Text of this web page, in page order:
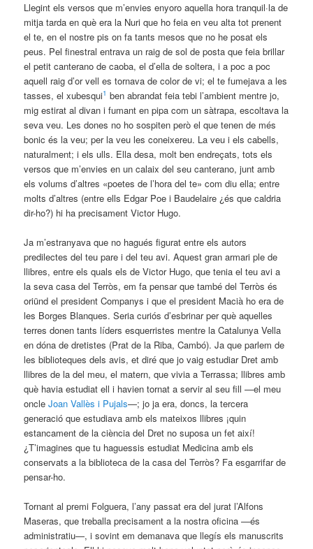
Llegint els versos que m’envies enyoro aquella hora tranquil·la de
mitja tarda en què era la Nuri que ho feia en veu alta tot prenent
el te, en el nostre pis on fa tants mesos que no he posat els
peus. Pel finestral entrava un raig de sol de posta que feia brillar
el petit canterano de caoba, el d’ella de soltera, i a poc a poc
aquell raig d’or vell es tornava de color de vi; el te fumejava a les
tasses, el xubesqui1 ben abrandat feia tebi l’ambient mentre jo,
mig estirat al divan i fumant en pipa com un sàtrapa, escoltava la
seva veu. Les dones no ho sospiten però el que tenen de més
bonic és la veu; per la veu les coneixereu. La veu i els cabells,
naturalment; i els ulls. Ella desa, molt ben endreçats, tots els
versos que m’envies en un calaix del seu canterano, junt amb
els volums d’altres «poetes de l’hora del te» com diu ella; entre
molts d’altres (entre ells Edgar Poe i Baudelaire ¿és que caldria
dir-ho?) hi ha precisament Victor Hugo.
Ja m’estranyava que no hagués figurat entre els autors
predilectes del teu pare i del teu avi. Aquest gran armari ple de
llibres, entre els quals els de Victor Hugo, que tenia el teu avi a
la seva casa del Terròs, em fa pensar que també del Terròs és
oriünd el president Companys i que el president Macià ho era de
les Borges Blanques. Seria curiós d’esbrinar per què aquelles
terres donen tants líders esquerristes mentre la Catalunya Vella
en dóna de dretistes (Prat de la Riba, Cambó). Ja que parlem de
les biblioteques dels avis, et diré que jo vaig estudiar Dret amb
llibres de la del meu, el matern, que vivia a Terrassa; llibres amb
què havia estudiat ell i havien tornat a servir al seu fill —el meu
oncleJoan Vallès i Pujals—; jo ja era, doncs, la tercera
generació que estudiava amb els mateixos llibres ¡quin
estancament de la ciència del Dret no suposa un fet així!
¿T’imagines que tu haguessis estudiat Medicina amb els
conservats a la biblioteca de la casa del Terròs? Fa esgarrifar de
pensar-ho.
Tornant al premi Folguera, l’any passat era del jurat l’Alfons
Maseras, que treballa precisament a la nostra oficina —és
administratiu—, i sovint em demanava que llegís els manuscrits